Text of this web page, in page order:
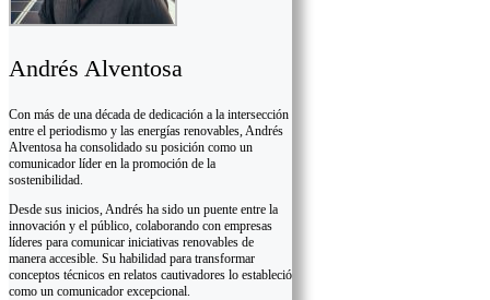
Andrés Alventosa
Con más de una década de dedicación a la intersección
entre el periodismo y las energías renovables, Andrés
Alventosa ha consolidado su posición como un
comunicador líder en la promoción de la
sostenibilidad.
Desde sus inicios, Andrés ha sido un puente entre la
innovación y el público, colaborando con empresas
líderes para comunicar iniciativas renovables de
manera accesible. Su habilidad para transformar
conceptos técnicos en relatos cautivadores lo estableció
como un comunicador excepcional.